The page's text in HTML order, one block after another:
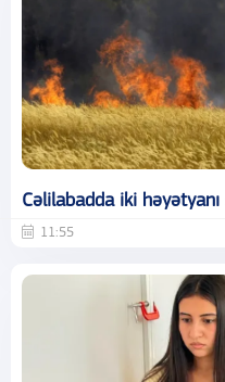
Cəlilabadda iki
11:55